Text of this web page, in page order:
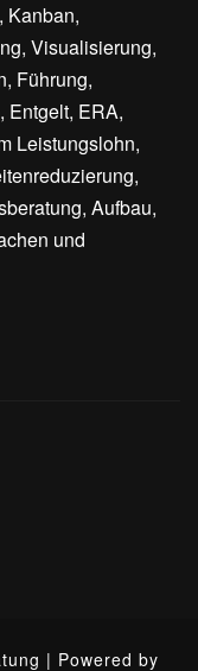
Kanban,
Visualisierung,
Führung,
Entgelt, ERA,
Leistungslohn,
Aufbau,
und
| Powered by